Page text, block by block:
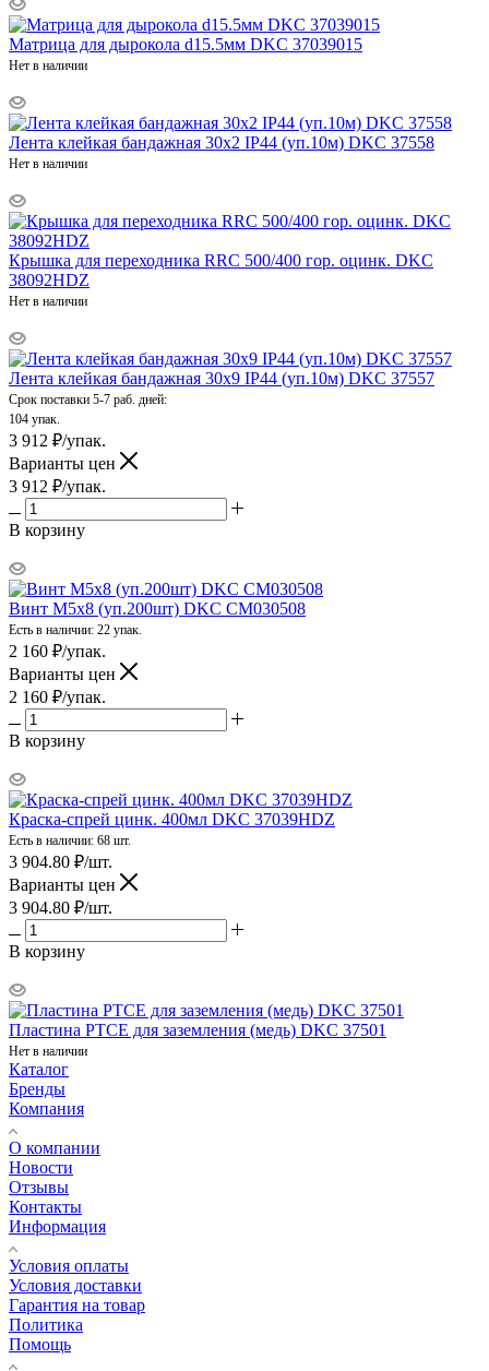
Матрица для дырокола d15.5мм DKC 37039015
Нет в наличии
Лента клейкая бандажная 30х2 IP44 (уп.10м) DKC 37558
Нет в наличии
Крышка для переходника RRC 500/400 гор. оцинк. DKC
38092HDZ
Нет в наличии
Лента клейкая бандажная 30х9 IP44 (уп.10м) DKC 37557
Срок поставки 5-7 раб. дней:
104 упак.
3 912 ₽/упак.
Варианты цен
3 912 ₽/упак.
В корзину
Винт М5х8 (уп.200шт) DKC CM030508
Есть в наличии: 22 упак.
2 160 ₽/упак.
Варианты цен
2 160 ₽/упак.
В корзину
Краска-спрей цинк. 400мл DKC 37039HDZ
Есть в наличии: 68 шт.
3 904.80 ₽/шт.
Варианты цен
3 904.80 ₽/шт.
В корзину
Пластина PTCE для заземления (медь) DKC 37501
Нет в наличии
Каталог
Бренды
Компания
О компании
Новости
Отзывы
Контакты
Информация
Условия оплаты
Условия доставки
Гарантия на товар
Политика
Помощь